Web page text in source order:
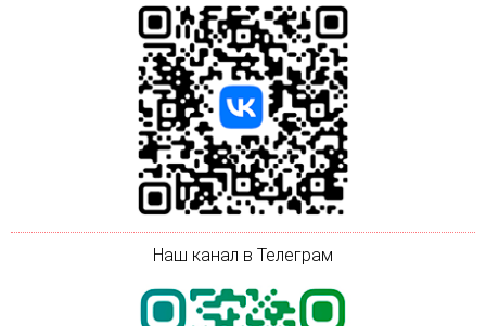
Наш канал в Телеграм